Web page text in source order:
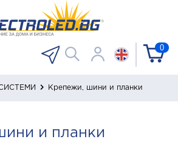
0
Крепежи, шини и планки
и планки